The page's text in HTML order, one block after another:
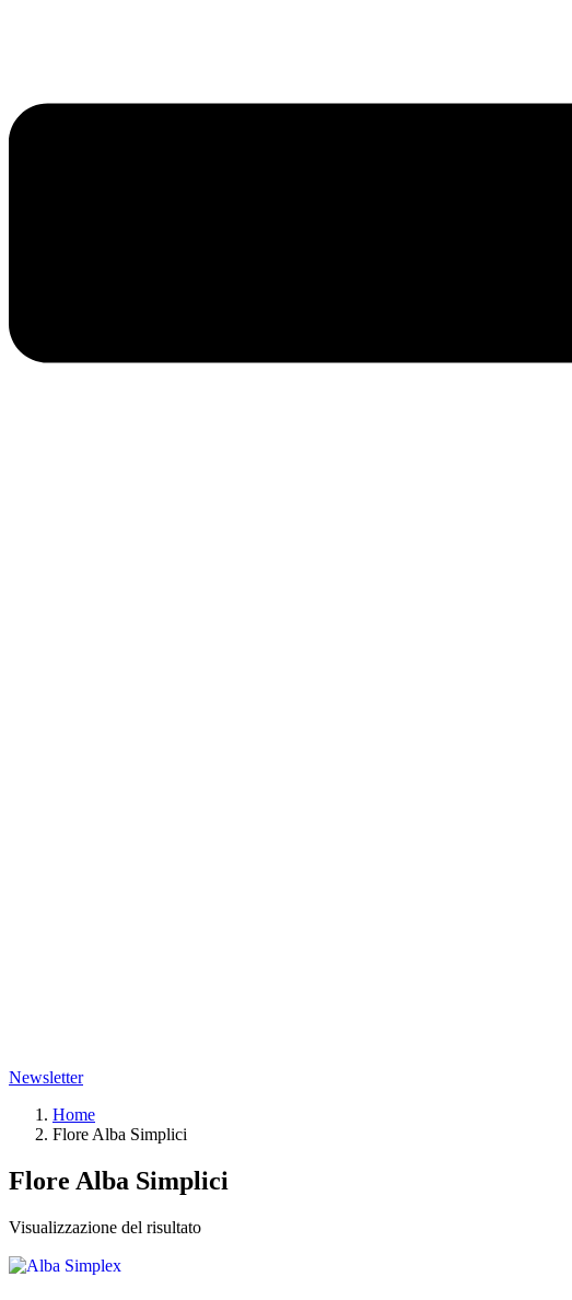
Newsletter
Home
Flore Alba Simplici
Flore Alba Simplici
Visualizzazione del risultato